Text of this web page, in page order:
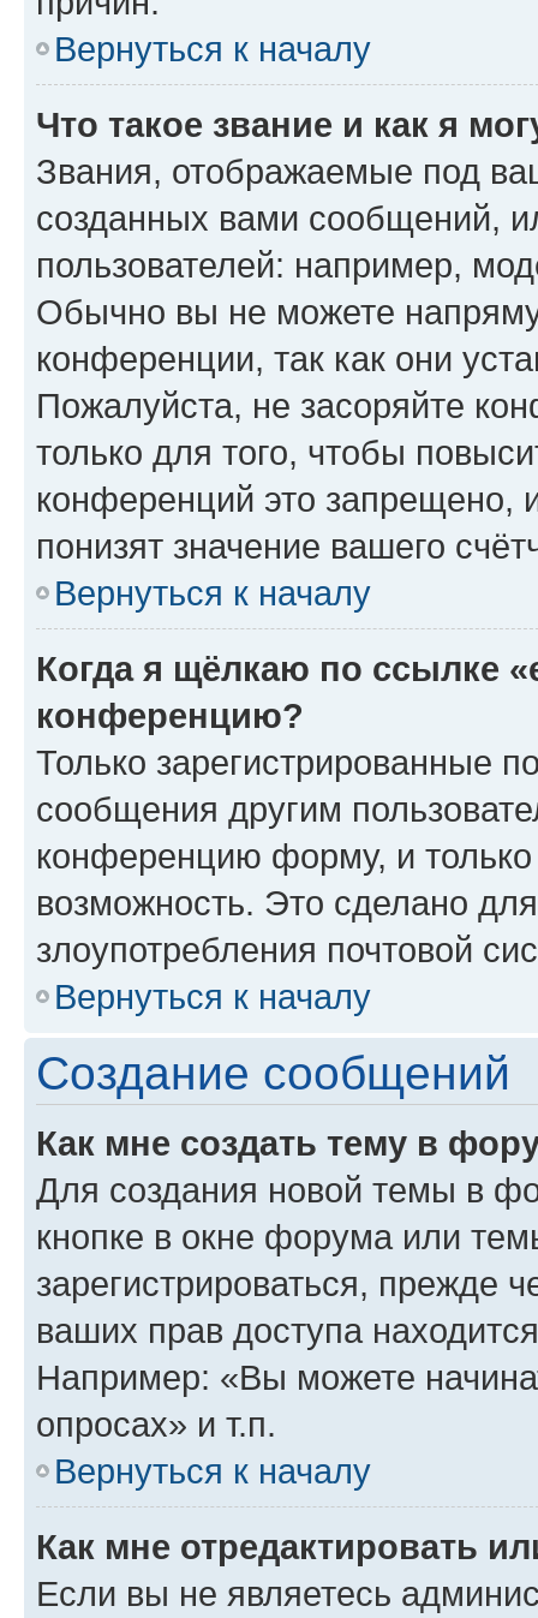
Вернуться к началу
Что такое звание и как я
Звания, отображаемые под
созданных вами сообщений,
пользователей: например,
Обычно вы не можете
конференции, так как они
Пожалуйста, не засоряйте
только для того, чтобы
конференций это запрещено,
понизят значение вашего
Вернуться к началу
Когда я щёлкаю по ссылке
конференцию?
Только зарегистрированные
сообщения другим
конференцию форму, и
возможность. Это сделано
злоупотребления почтовой
Вернуться к началу
Создание сообщений
Как мне создать тему в
Для создания новой темы в
кнопке в окне форума или
зарегистрироваться, прежде
ваших прав доступа
Например: «Вы можете
опросах» и т.п.
Вернуться к началу
Как мне отредактировать
Если вы не являетесь